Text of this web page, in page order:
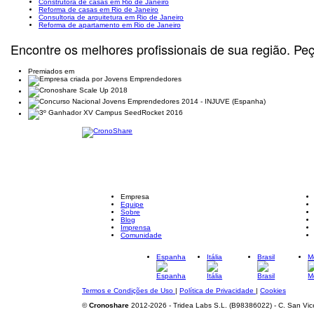
Construtora de casas em Rio de Janeiro
Reforma de casas em Rio de Janeiro
Consultoria de arquitetura em Rio de Janeiro
Reforma de apartamento em Rio de Janeiro
Encontre os melhores profissionais de sua região.
Premiados em
Empresa
Equipe
Sobre
Blog
Imprensa
Comunidade
Espanha Itália Brasil
Termos e Condições de Uso | Política de Privacidade | Cookies
©Cronoshare 2012-2026 - Tridea Labs S.L. (B98386022) - C. San